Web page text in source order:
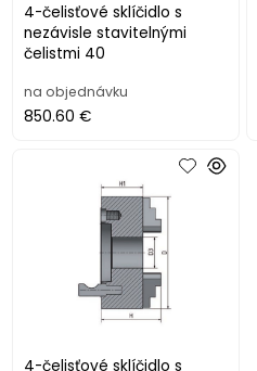
4-čelisťové sklíčidlo s
nezávisle stavitelnými
čelistmi 40
na objednávku
850.60 €
4-čelisťové sklíčidlo s